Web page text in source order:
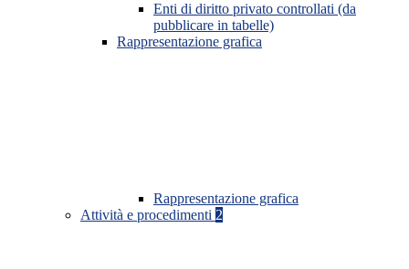
Enti di diritto privato controllati (da
pubblicare in tabelle)
Rappresentazione grafica
Rappresentazione grafica
Attività e procedimenti 2